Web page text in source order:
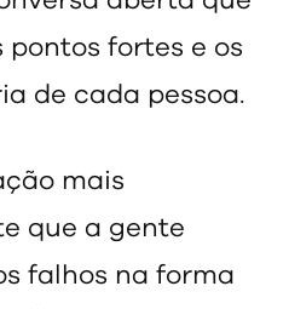
pontos fortes e os
de cada pessoa.
mais
que a gente
falhos na forma